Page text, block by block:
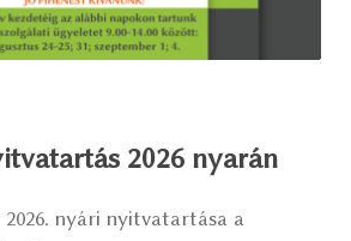
2026 nyarán
nyári nyitvatartása a